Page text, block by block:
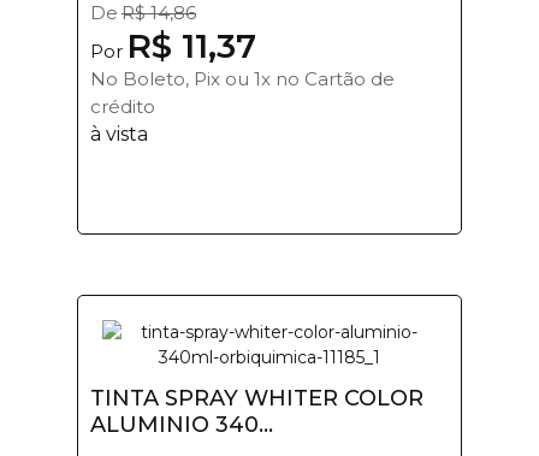
De R$ 14,86
Por R$ 11,37
No Boleto, Pix ou 1x no Cartão de
crédito
à vista
TINTA SPRAY WHITER COLOR
ALUMINIO 340...